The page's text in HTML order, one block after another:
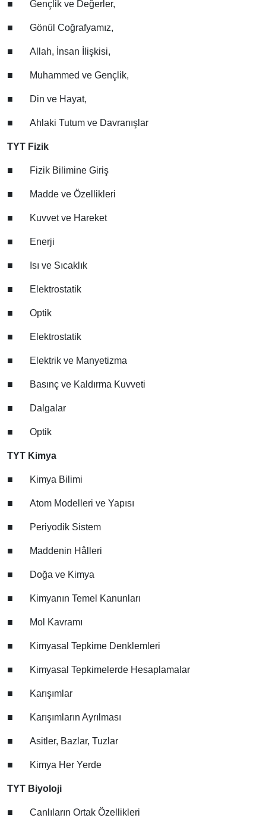
■ Gençlik ve Değerler,
■ Gönül Coğrafyamız,
■ Allah, İnsan İlişkisi,
■ Muhammed ve Gençlik,
■ Din ve Hayat,
■ Ahlaki Tutum ve Davranışlar
TYT Fizik
■ Fizik Bilimine Giriş
■ Madde ve Özellikleri
■ Kuvvet ve Hareket
■ Enerji
■ Isı ve Sıcaklık
■ Elektrostatik
■ Optik
■ Elektrostatik
■ Elektrik ve Manyetizma
■ Basınç ve Kaldırma Kuvveti
■ Dalgalar
■ Optik
TYT Kimya
■ Kimya Bilimi
■ Atom Modelleri ve Yapısı
■ Periyodik Sistem
■ Maddenin Hâlleri
■ Doğa ve Kimya
■ Kimyanın Temel Kanunları
■ Mol Kavramı
■ Kimyasal Tepkime Denklemleri
■ Kimyasal Tepkimelerde Hesaplamalar
■ Karışımlar
■ Karışımların Ayrılması
■ Asitler, Bazlar, Tuzlar
■ Kimya Her Yerde
TYT Biyoloji
■ Canlıların Ortak Özellikleri